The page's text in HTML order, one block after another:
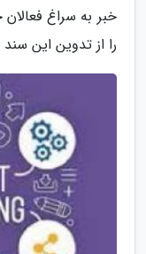
خبر به سراغ فعالان
را از تدوین این سند